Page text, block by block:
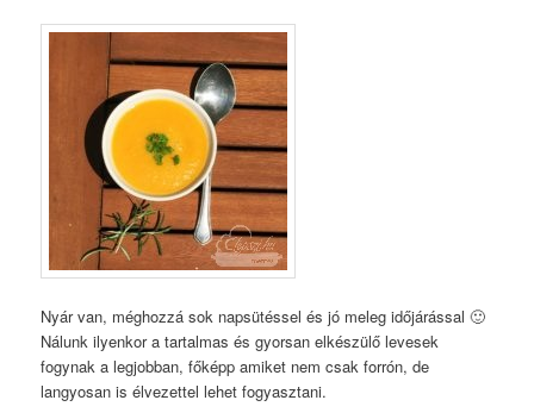
Nyár van, méghozzá sok napsütéssel és jó meleg időjárással 🙂
Nálunk ilyenkor a tartalmas és gyorsan elkészülő levesek
fogynak a legjobban, főképp amiket nem csak forrón, de
langyosan is élvezettel lehet fogyasztani.